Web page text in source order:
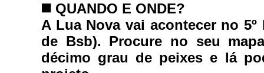
◼️ QUANDO E ONDE?
A Lua Nova vai acontecer no
de Bsb). Procure no seu
décimo grau de peixes e lá